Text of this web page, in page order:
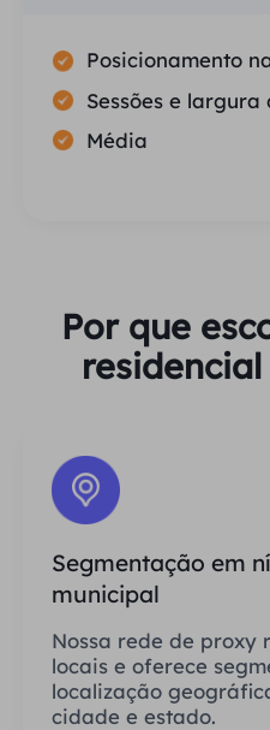
Posicionamento
Sessões e
Média
Por que
residencial
Segmentação em
municipal
Nossa rede de proxy
locais e oferece
localização
cidade e estado.